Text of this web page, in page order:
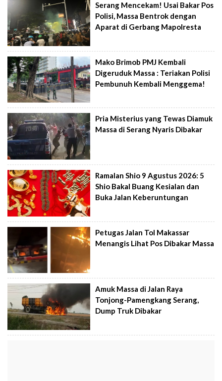
Serang Mencekam! Usai Bakar Pos
Polisi, Massa Bentrok dengan
Aparat di Gerbang Mapolresta
Mako Brimob PMJ Kembali
Digeruduk Massa : Teriakan Polisi
Pembunuh Kembali Menggema!
Pria Misterius yang Tewas Diamuk
Massa di Serang Nyaris Dibakar
Ramalan Shio 9 Agustus 2026: 5
Shio Bakal Buang Kesialan dan
Buka Jalan Keberuntungan
Petugas Jalan Tol Makassar
Menangis Lihat Pos Dibakar Massa
Amuk Massa di Jalan Raya
Tonjong-Pamengkang Serang,
Dump Truk Dibakar